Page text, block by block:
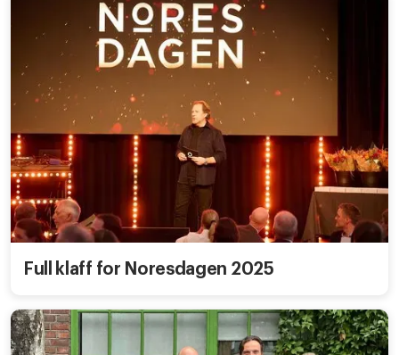
Full klaff for Noresdagen 2025